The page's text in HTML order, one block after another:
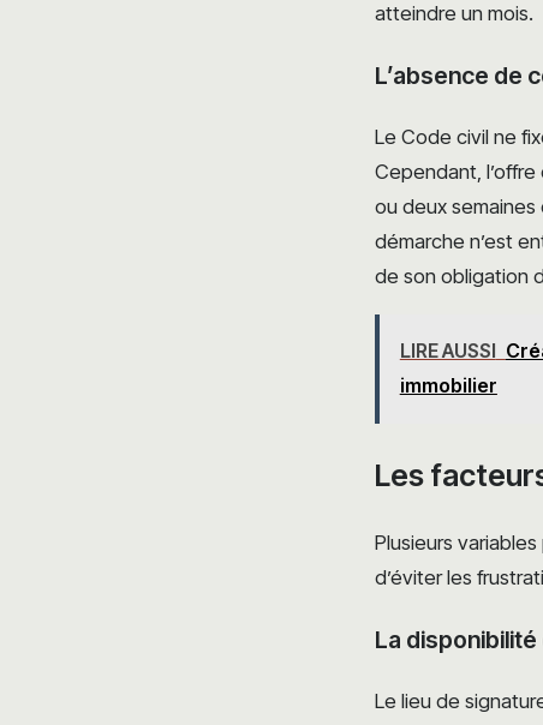
atteindre un mois.
L’absence de
Le Code civil ne
Cependant,
ou deux semaines
démarche n’est
de son obligation
LIRE AUSSI
immobilier
Les
Plusieurs
d’éviter les
La
Le lieu de